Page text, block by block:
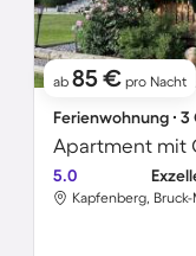
ab 85 € pro Nacht
Ferienwohnung ∙ 3
Apartment mit
5.0
Kapfenberg,